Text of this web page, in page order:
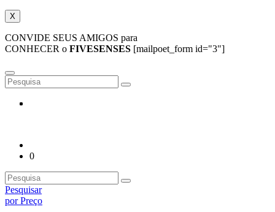
X
CONVIDE SEUS AMIGOS para
CONHECER o FIVESENSES [mailpoet_form id="3"]
0
Pesquisar
por Preço